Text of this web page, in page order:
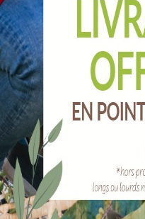
Poudre de
l'olive phosphate
Ref : PV-APP-01010
EAN :
Marque :
ARMOSA
Quantité :